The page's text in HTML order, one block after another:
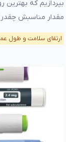
بپردازیم که
مقدار مناسبش
ارتقای سلامت و طول